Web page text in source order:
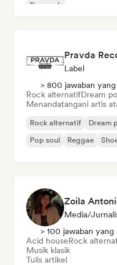
Pop rock
Pravda
Label
> 800 jawaban
Rock alternatifDream
Menandatangani artis
Rock alternatif Dream
Pop soul
Reggae
Zoila
Media/
> 100 jawaban yang
Acid houseRock
Musik klasik
Tulis artikel